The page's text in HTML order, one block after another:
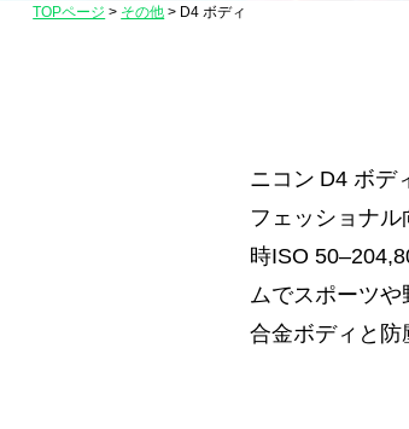
ッ
ハ
送
無
料
TOPページ > その他 > D4 ボディ
ニコン D4 ボデ
フェッショナ
時ISO
ムでスポーツ
合金ボディと防